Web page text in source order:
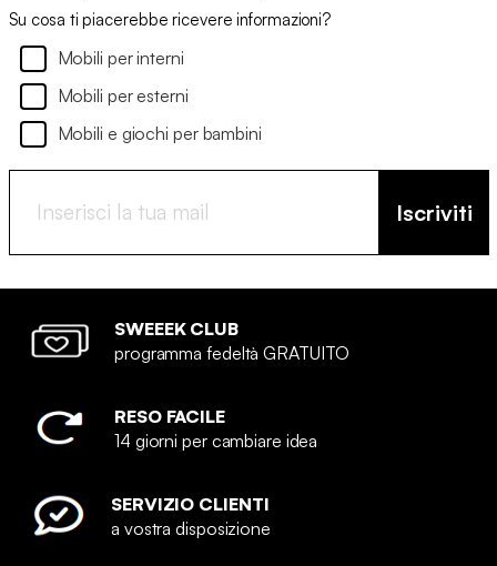
Su cosa ti piacerebbe ricevere informazioni?
Mobili per interni
Mobili per esterni
Mobili e giochi per bambini
Iscriviti
SWEEEK CLUB
programma fedeltà GRATUITO
RESO FACILE
14 giorni per cambiare idea
SERVIZIO CLIENTI
a vostra disposizione